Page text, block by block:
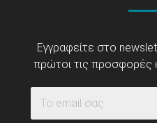
Εγγραφείτε στο
πρώτοι τις προσφορές